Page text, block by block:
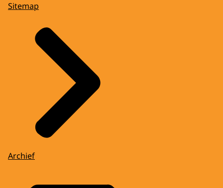
Sitemap
Archief